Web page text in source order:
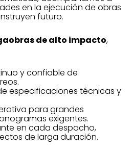
en la ejecución de obras
futuro.
de alto impacto,
y confiable de
especificaciones técnicas y
para grandes
exigentes.
en cada despacho,
de larga duración.